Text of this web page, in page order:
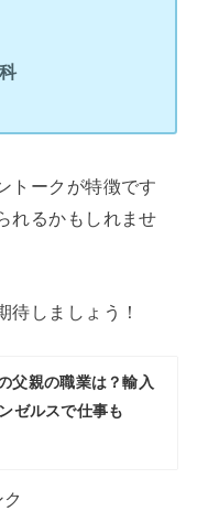
トークが特徴です
れるかもしれませ
待しましょう！
父親の職業は？輸入
ゼルスで仕事も